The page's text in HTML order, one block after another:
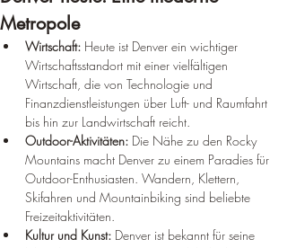
Metropole
Wirtschaft: Heute ist Denver ein wichtiger
Wirtschaftsstandort mit einer vielfältigen
Wirtschaft, die von Technologie und
Finanzdienstleistungen über Luft- und Raumfahrt
bis hin zur Landwirtschaft reicht.
Outdoor-Aktivitäten: Die Nähe zu den Rocky
Mountains macht Denver zu einem Paradies für
Outdoor-Enthusiasten. Wandern, Klettern,
Skifahren und Mountainbiking sind beliebte
Freizeitaktivitäten.
Kultur und Kunst: Denver ist bekannt für seine